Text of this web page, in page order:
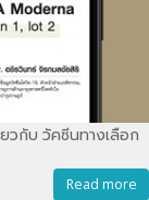
ยวกับ วัคซีนทางเลือก
Read more